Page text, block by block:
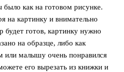
было как на готовом рисунке.
на картинку и внимательно
будет готов, картинку нужно
на образце, либо как
или малышу очень понравился
его вырезать из книжки и